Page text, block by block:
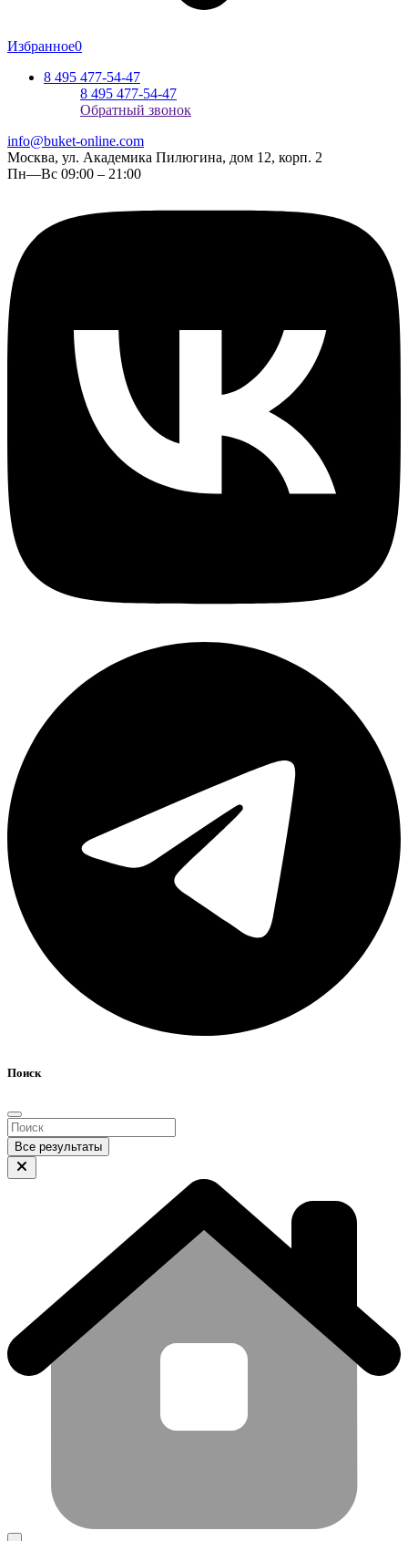
Избранное0
8 495 477-54-47
8 495 477-54-47
Обратный звонок
info@buket-online.com
Москва, ул. Академика Пилюгина, дом 12, корп. 2
Пн—Вс 09:00 – 21:00
Поиск
Все результаты